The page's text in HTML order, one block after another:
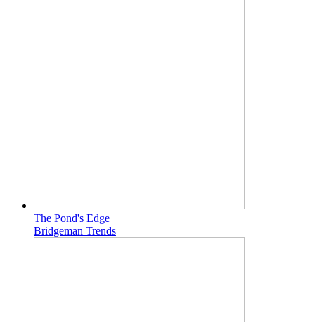
The Pond's Edge
Bridgeman Trends